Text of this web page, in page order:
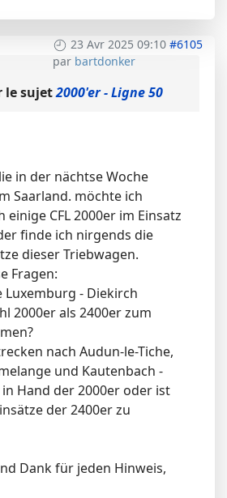
23 Avr 2025 09:10 #6105
par bartdonker
le sujet2000'er - Ligne 50
in der nächtse Woche
Saarland. möchte ich
einige CFL 2000er im Einsatz
finde ich nirgends die
dieser Triebwagen.
Fragen:
Luxemburg - Diekirch
2000er als 2400er zum
nach Audun-le-Tiche,
und Kautenbach -
Hand der 2000er oder ist
der 2400er zu
Dank für jeden Hinweis,